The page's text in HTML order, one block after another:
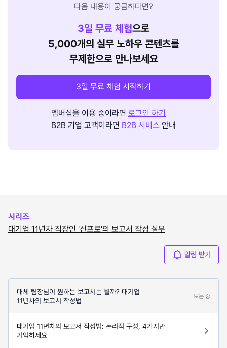
다음 내용이 궁금하다면?
3일 무료 체험으로
5,000개의 실무 노하우 콘텐츠를
무제한으로 만나보세요
3일 무료 체험 시작하기
멤버십을 이용 중이라면 로그인 하기
B2B 기업 고객이라면 B2B 서비스 안내
시리즈
대기업 11년차 직장인 '신프로'의 보고서 작성 실무
알림 받기
대체 팀장님이 원하는 보고서는 뭘까? 대기업
11년차의 보고서 작성법
보는 중
대기업 11년차의 보고서 작성법: 논리적 구성, 4가지만
기억하세요